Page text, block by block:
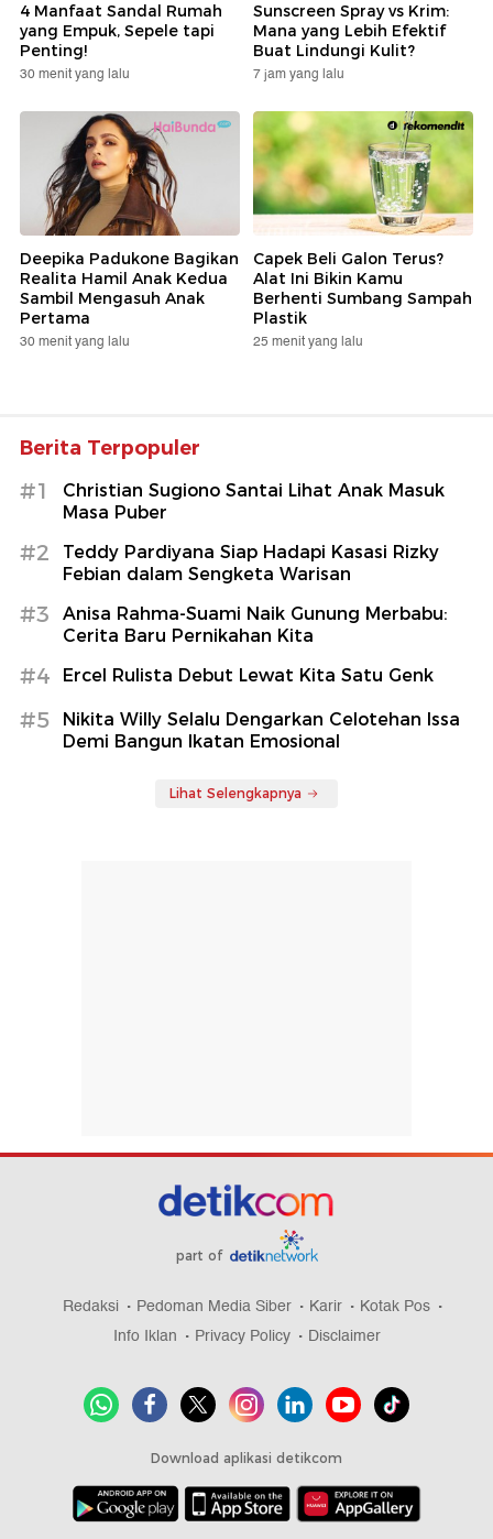
4 Manfaat Sandal Rumah
yang Empuk, Sepele tapi
Penting!
30 menit yang lalu
Sunscreen Spray vs Krim:
Mana yang Lebih Efektif
Buat Lindungi Kulit?
7 jam yang lalu
Deepika Padukone Bagikan
Realita Hamil Anak Kedua
Sambil Mengasuh Anak
Pertama
30 menit yang lalu
Capek Beli Galon Terus?
Alat Ini Bikin Kamu
Berhenti Sumbang Sampah
Plastik
25 menit yang lalu
Berita Terpopuler
#1
Christian Sugiono Santai Lihat Anak Masuk
Masa Puber
#2
Teddy Pardiyana Siap Hadapi Kasasi Rizky
Febian dalam Sengketa Warisan
#3
Anisa Rahma-Suami Naik Gunung Merbabu:
Cerita Baru Pernikahan Kita
#4 Ercel Rulista Debut Lewat Kita Satu Genk
#5
Nikita Willy Selalu Dengarkan Celotehan Issa
Demi Bangun Ikatan Emosional
Lihat Selengkapnya
part of
Redaksi Pedoman Media Siber Karir
Kotak Pos
Info Iklan
Privacy Policy Disclaimer
Download aplikasi detikcom